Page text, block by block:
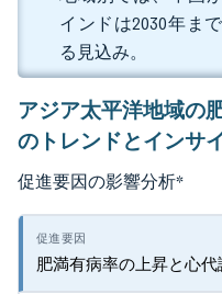
インドは2030年ま
る見込み。
アジア太平洋地域の
のトレンドとインサ
促進要因の影響分析*
肥満有病率の上昇と心